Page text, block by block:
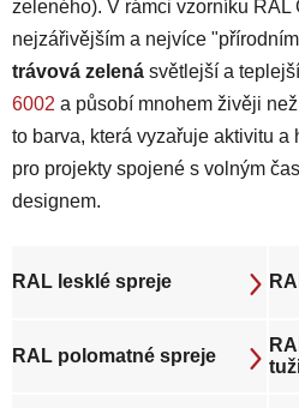
zeleného). V rámci vzorníku RAL
nejzářivějším a nejvíce
trávová zelená světlejší a
6002 a působí mnohem živěji
to barva, která vyzařuje aktivitu
pro projekty spojené s volným
designem.
RAL lesklé spreje
RAL polomatné spreje